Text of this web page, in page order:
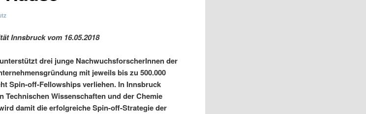
Innsbruck vom 16.05.2018
drei junge NachwuchsforscherInnen der
mit jeweils bis zu 500.000
Spin-off-Fellowships verliehen. In Innsbruck
Technischen Wissenschaften und der Chemie
damit die erfolgreiche Spin-off-Strategie der